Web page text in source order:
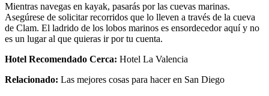
Mientras navegas en kayak, pasarás por las cuevas marinas.
Asegúrese de solicitar recorridos que lo lleven a través de la cueva
de Clam. El ladrido de los lobos marinos es ensordecedor aquí y no
es un lugar al que quieras ir por tu cuenta.
Hotel Recomendado Cerca: Hotel La Valencia
Relacionado: Las mejores cosas para hacer en San Diego